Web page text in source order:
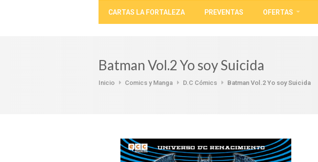
CARTAS LA FORTALEZA PREVENTAS OFERTAS
Batman Vol.2 Yo soy Suicida
Inicio Comics y Manga D.C Cómics Batman Vol.2 Yo soy Suicida